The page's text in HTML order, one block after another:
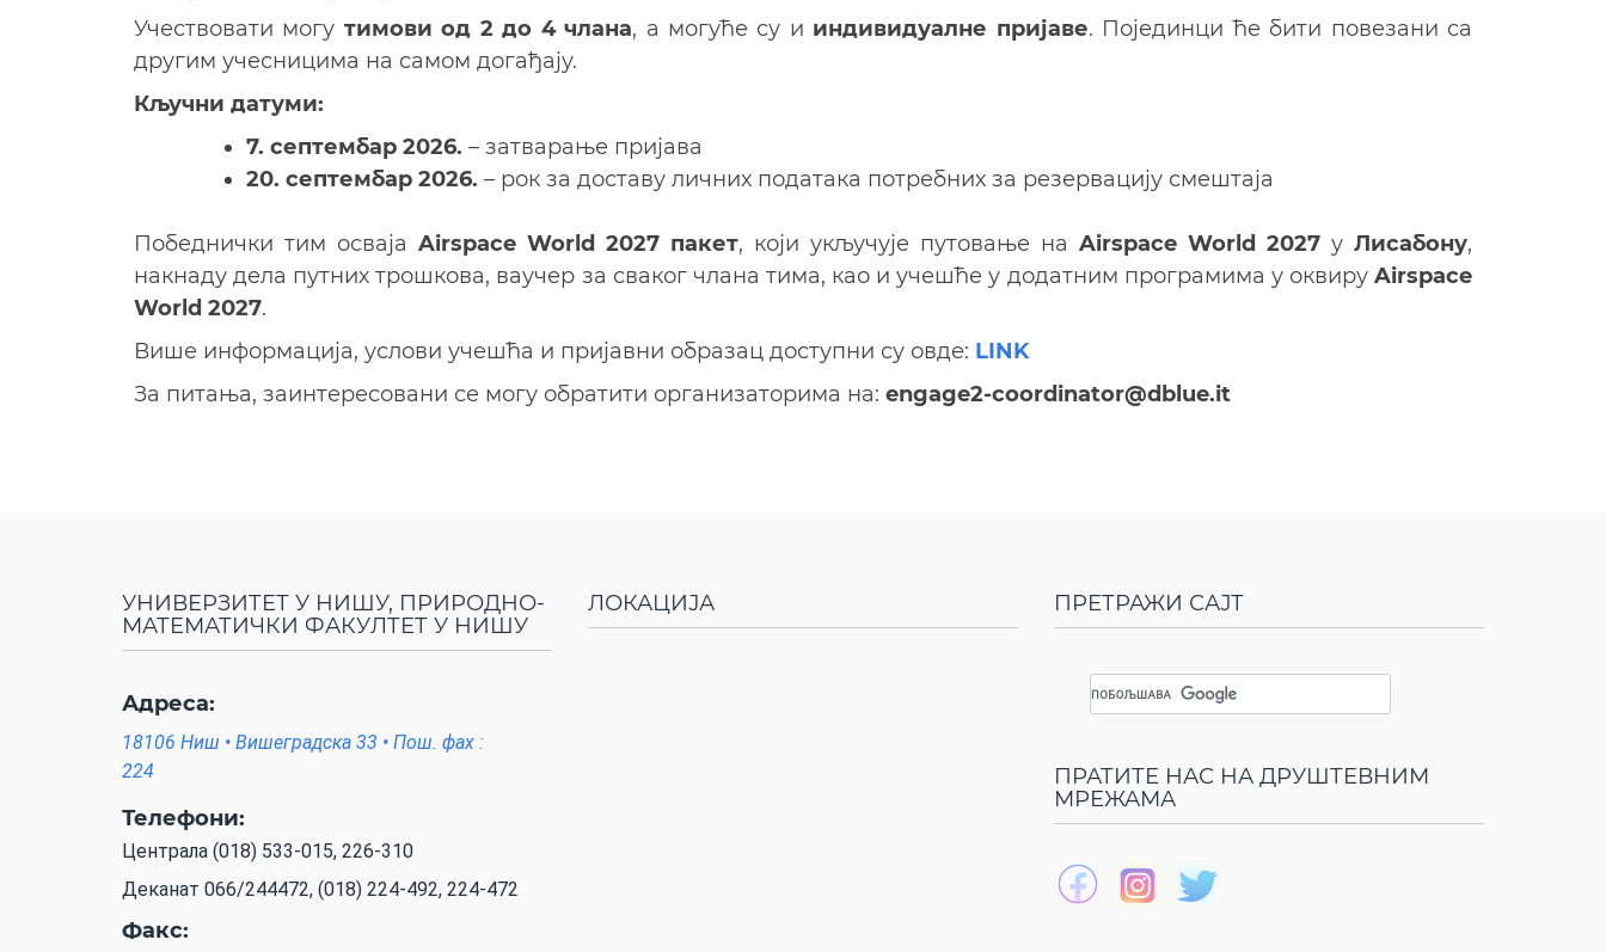
Учествовати могу тимови од 2 до 4 члана, а могуће су и индивидуалне пријаве. Појединци ће бити повезани са
другим учесницима на самом догађају.
Кључни датуми:
7. септембар 2026. – затварање пријава
20. септембар 2026. – рок за доставу личних података потребних за резервацију смештаја
Победнички тим осваја Airspace World 2027 пакет, који укључује путовање на Airspace World 2027 у Лисабону,
накнаду дела путних трошкова, ваучер за сваког члана тима, као и учешће у додатним програмима у оквиру Airspace
World 2027.
Више информација, услови учешћа и пријавни образац доступни су овде: LINK
За питања, заинтересовани се могу обратити организаторима на: engage2-coordinator@dblue.it
УНИВЕРЗИТЕТ У НИШУ, ПРИРОДНО-
МАТЕМАТИЧКИ ФАКУЛТЕТ У НИШУ
Адреса:
18106 Ниш • Вишеградска 33 • Пош. фах :
224
Телефони:
Централа (018) 533-015, 226-310
Деканат 066/244472, (018) 224-492, 224-472
Факс:
ЛОКАЦИЈА ПРЕТРАЖИ САЈТ
ПРАТИТЕ НАС НА ДРУШТЕВНИМ
МРЕЖАМА